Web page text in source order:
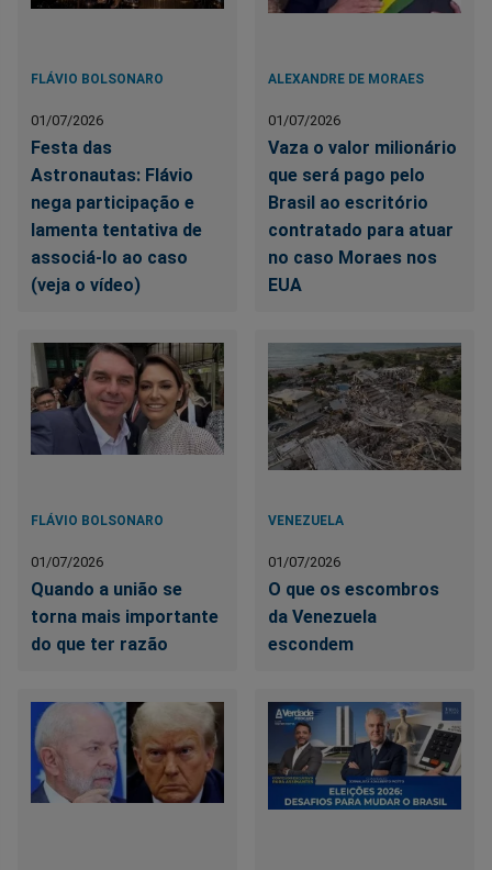
FLÁVIO BOLSONARO
01/07/2026
Festa das
Astronautas: Flávio
nega participação e
lamenta tentativa de
associá-lo ao caso
(veja o vídeo)
ALEXANDRE DE MORAES
01/07/2026
Vaza o valor milionário
que será pago pelo
Brasil ao escritório
contratado para atuar
no caso Moraes nos
EUA
FLÁVIO BOLSONARO
01/07/2026
Quando a união se
torna mais importante
do que ter razão
VENEZUELA
01/07/2026
O que os escombros
da Venezuela
escondem